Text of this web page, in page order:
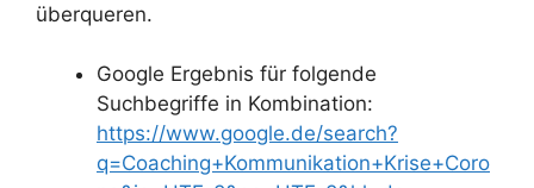
überqueren.
Google Ergebnis für folgende
Suchbegriffe in Kombination:
https://www.google.de/search?
q=Coaching+Kommunikation+Krise+Coro